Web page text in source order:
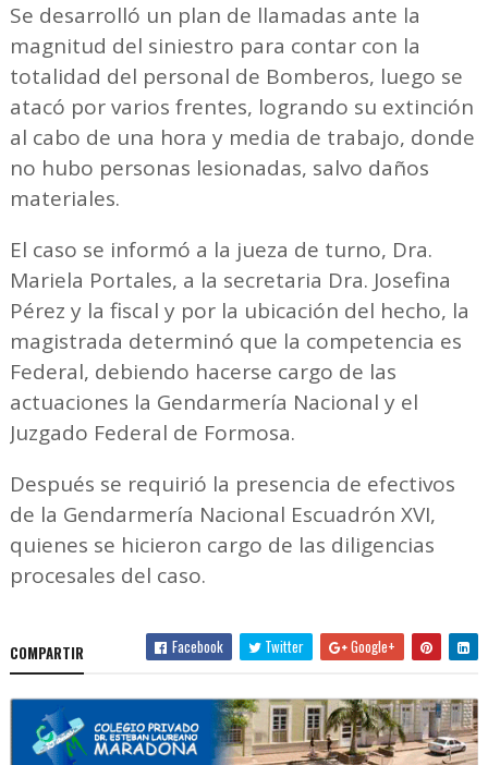
Se desarrolló un plan de llamadas ante la
magnitud del siniestro para contar con la
totalidad del personal de Bomberos, luego se
atacó por varios frentes, logrando su extinción
al cabo de una hora y media de trabajo, donde
no hubo personas lesionadas, salvo daños
materiales.
El caso se informó a la jueza de turno, Dra.
Mariela Portales, a la secretaria Dra. Josefina
Pérez y la fiscal y por la ubicación del hecho, la
magistrada determinó que la competencia es
Federal, debiendo hacerse cargo de las
actuaciones la Gendarmería Nacional y el
Juzgado Federal de Formosa.
Después se requirió la presencia de efectivos
de la Gendarmería Nacional Escuadrón XVI,
quienes se hicieron cargo de las diligencias
procesales del caso.
COMPARTIR Facebook Twitter Google+